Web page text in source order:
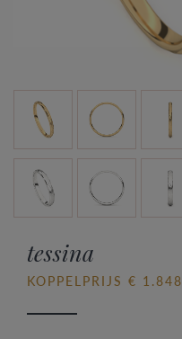
tessina
KOPPELPRIJS € 1.848